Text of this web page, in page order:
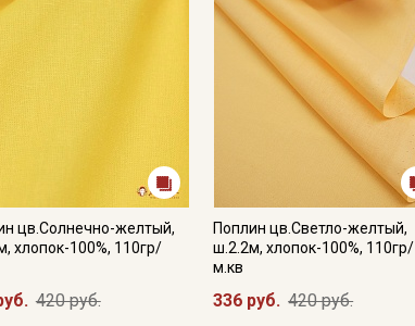
цв.Солнечно-желтый,
хлопок-100%, 110гр/
420 руб.
Поплин цв.Светло-желтый,
ш.2.2м, хлопок-100%, 110гр/
м.кв
336 руб. 420 руб.